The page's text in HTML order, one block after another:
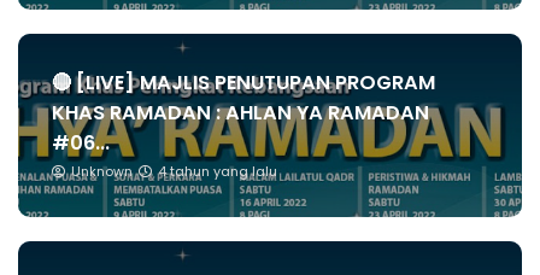
🔴 [LIVE] MAJLIS PENUTUPAN PROGRAM
KHAS RAMADAN : AHLAN YA RAMADAN
#06...
Unknown 4 tahun yang lalu